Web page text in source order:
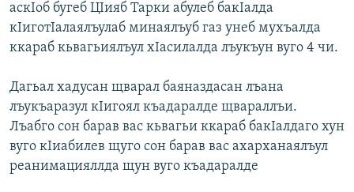
аскIоб бугеб ЦIияб Тарки абулеб бакIалда
кIиготIалаялъулаб минаялъуб газ унеб мухъалда
ккараб кьвагьиялъул хIасилалда лъукъун вуго 4 чи.
Дагьал хадусан щварал баяназдасан лъана
лъукъаразул кIигоял къадаралде щвараллъи.
Лъабго сон барав вас кьвагьи ккараб бакIалдаго хун
вуго кIиабилев щуго сон барав вас ахарханаялъул
реанимацияллда щун вуго къадаралде